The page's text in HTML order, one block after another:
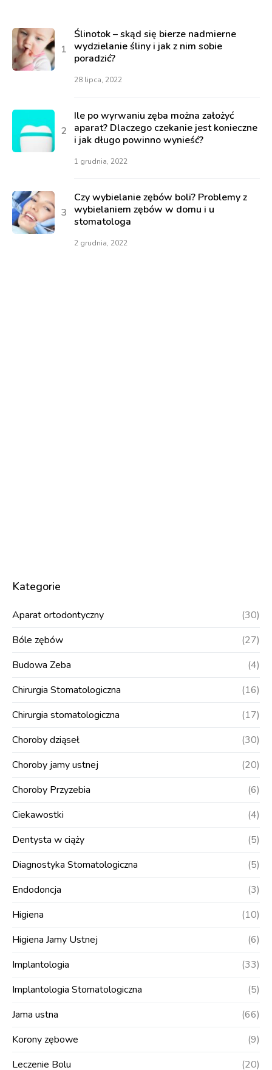
Ślinotok – skąd się bierze nadmierne
wydzielanie śliny i jak z nim sobie
poradzić?
28 lipca, 2022
Ile po wyrwaniu zęba można założyć
aparat? Dlaczego czekanie jest konieczne
i jak długo powinno wynieść?
1 grudnia, 2022
Czy wybielanie zębów boli? Problemy z
wybielaniem zębów w domu i u
stomatologa
2 grudnia, 2022
Kategorie
Aparat ortodontyczny
(30)
Bóle zębów
(27)
Budowa Zeba
(4)
Chirurgia Stomatologiczna
(16)
Chirurgia stomatologiczna
(17)
Choroby dziąseł
(30)
Choroby jamy ustnej
(20)
Choroby Przyzebia
(6)
Ciekawostki
(4)
Dentysta w ciąży
(5)
Diagnostyka Stomatologiczna
(5)
Endodoncja
(3)
Higiena
(10)
Higiena Jamy Ustnej
(6)
Implantologia
(33)
Implantologia Stomatologiczna
(5)
Jama ustna
(66)
Korony zębowe
(9)
Leczenie Bolu
(20)